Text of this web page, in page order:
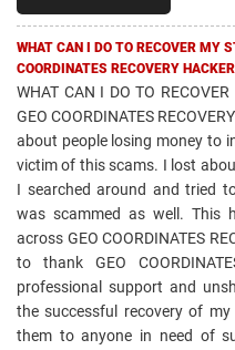
WHAT CAN I DO TO RECOVER MY
COORDINATES RECOVERY
WHAT CAN I DO TO
GEO COORDINATES
about people losing money to
victim of this scams. I lost
I searched around and tried
was scammed as well. This
across GEO COORDINATES
to thank GEO
professional support and
the successful recovery of
them to anyone in need of